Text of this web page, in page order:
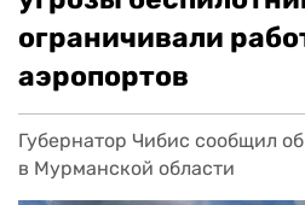
ограничивали
аэропортов
Губернатор Чибис сообщил
в Мурманской области